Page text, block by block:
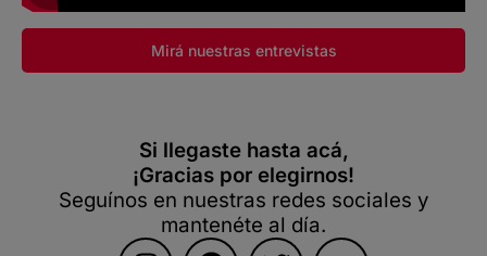
Mirá nuestras entrevistas
Si llegaste hasta acá,
¡Gracias por elegirnos!
Seguínos en nuestras redes sociales y
mantenéte al día.